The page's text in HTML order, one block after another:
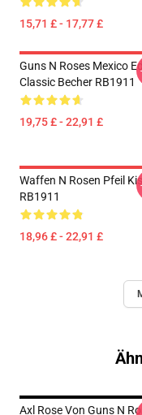
15,71 £ - 17,77 £
Guns N Roses Mexico
Classic Becher RB1911
19,75 £ - 22,91 £
Waffen N Rosen Pfeil
RB1911
18,96 £ - 22,91 £
Axl Rose Von Guns N